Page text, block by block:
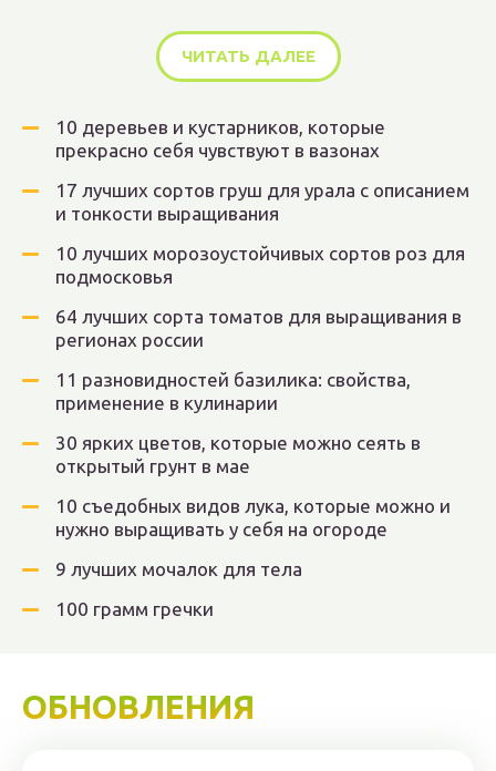
ЧИТАТЬ ДАЛЕЕ
10 деревьев и кустарников, которые
прекрасно себя чувствуют в вазонах
17 лучших сортов груш для урала с описанием
и тонкости выращивания
10 лучших морозоустойчивых сортов роз для
подмосковья
64 лучших сорта томатов для выращивания в
регионах россии
11 разновидностей базилика: свойства,
применение в кулинарии
30 ярких цветов, которые можно сеять в
открытый грунт в мае
10 съедобных видов лука, которые можно и
нужно выращивать у себя на огороде
9 лучших мочалок для тела
100 грамм гречки
ОБНОВЛЕНИЯ